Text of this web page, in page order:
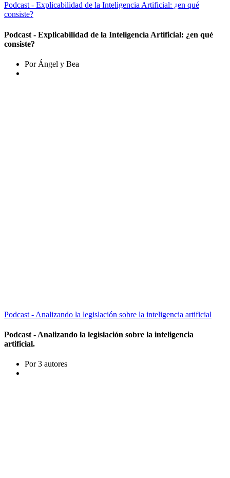
Podcast - Explicabilidad de la Inteligencia Artificial: ¿en qué
consiste?
Podcast - Explicabilidad de la Inteligencia Artificial: ¿en qué
consiste?
Por Ángel y Bea
Podcast - Analizando la legislación sobre la inteligencia artificial
Podcast - Analizando la legislación sobre la inteligencia
artificial.
Por 3 autores